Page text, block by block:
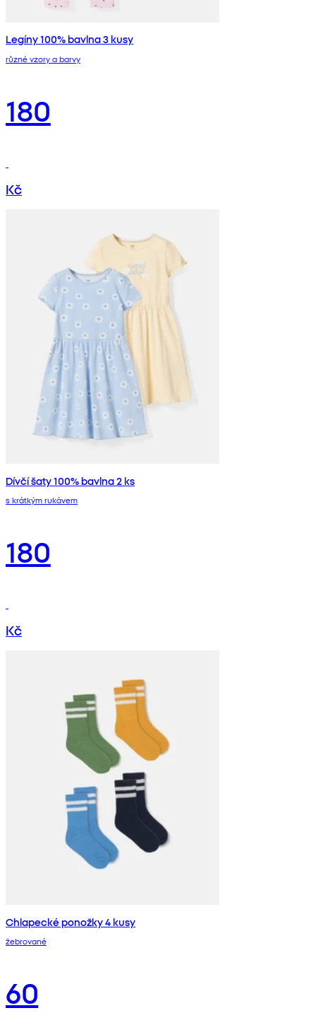
Legíny 100% bavlna 3 kusy
různé vzory a barvy
180
Kč
Dívčí šaty 100% bavlna 2 ks
s krátkým rukávem
180
Kč
Chlapecké ponožky 4 kusy
žebrované
60